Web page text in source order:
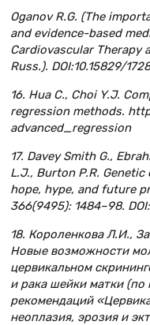
Oganov R.G. (The
and evidence-based
Cardiovascular Therapy
Russ.). DOI:10.15829/
16. Hua C., Choi Y.J.
regression methods.
advanced_regression
17. Davey Smith G.,
L.J., Burton P.R.
hope, hype, and future
366(9495): 1484–98.
18. Короленкова Л.И.,
Новые возможности
цервикальном
и рака шейки матки (по
рекомендаций
неоплазия, эрозия и